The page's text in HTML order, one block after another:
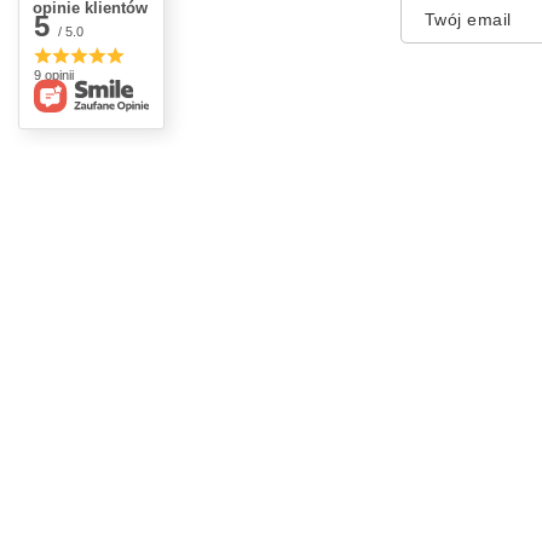
Twój email
opinie klientów
5 / 5.0
9 opinii